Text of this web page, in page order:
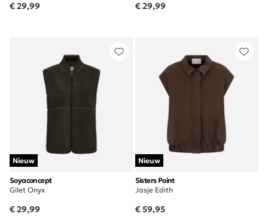
€ 29,99 € 29,99
Nieuw
Soyaconcept
Gilet Onyx
€ 29,99
Nieuw
Sisters Point
Jasje Edith
€ 59,95